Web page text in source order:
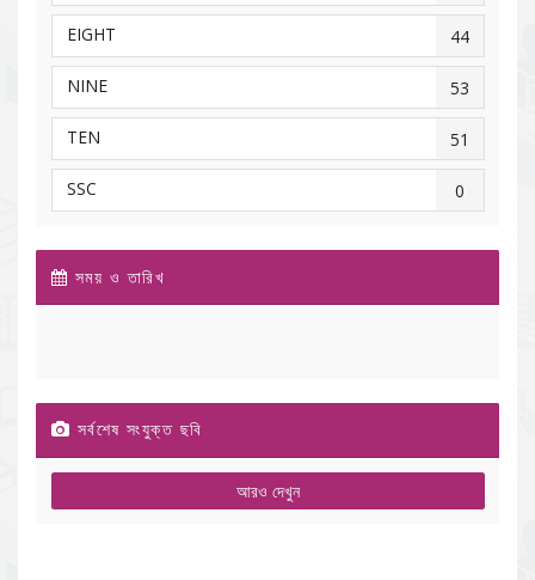
EIGHT 44
NINE 53
TEN 51
SSC 0
সময় ও তারিখ
সর্বশেষ সংযুক্ত ছবি
আরও দেখুন